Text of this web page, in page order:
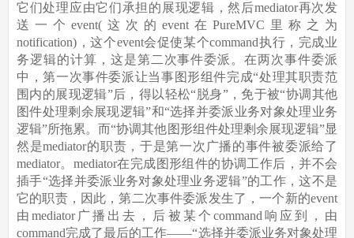
它们处理应由它们承担的展现逻辑，然后mediator再次发
送一个event(这次的event在PureMVC里称之为
notification)，这个event会促使某个command执行，完成业
务逻辑的计算，这是第二次事件委派。在两次事件委派
中，第一次事件委派让当事图形组件完成“处理其职责范
围内的展现逻辑”后，得以轻松“脱身”，免于被“协调其他
图件处理剩余展现逻辑”和“选择并委派业务对象处理业务
逻辑”所拖累。而“协调其他图形组件处理剩余展现逻辑”显
然是mediator的职责，于是第一次广播的事件被委派给了
mediator。mediator在完成图形组件的协调工作后，并不会
插手“选择并委派业务对象处理业务逻辑”的工作，这不是
它的职责，因此，第二次事件委派发生了，一个新的event
由mediator广播出去，后被某个command响应到，由
command完成了最后的工作——“选择并委派业务对象处理